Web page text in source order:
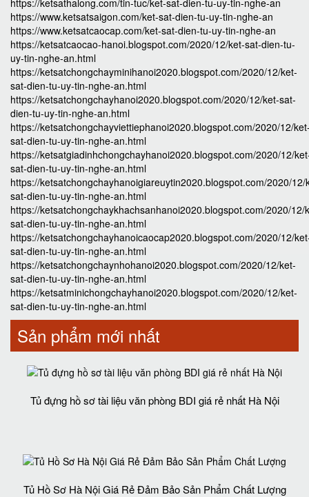
https://ketsathalong.com/tin-tuc/ket-sat-dien-tu-uy-tin-nghe-an
https://www.ketsatsaigon.com/ket-sat-dien-tu-uy-tin-nghe-an
https://www.ketsatcaocap.com/ket-sat-dien-tu-uy-tin-nghe-an
https://ketsatcaocao-hanoi.blogspot.com/2020/12/ket-sat-dien-tu-
uy-tin-nghe-an.html
https://ketsatchongchayminihanoi2020.blogspot.com/2020/12/ket-
sat-dien-tu-uy-tin-nghe-an.html
https://ketsatchongchayhanoi2020.blogspot.com/2020/12/ket-sat-
dien-tu-uy-tin-nghe-an.html
https://ketsatchongchayviettiephanoi2020.blogspot.com/2020/12/
sat-dien-tu-uy-tin-nghe-an.html
https://ketsatgiadinhchongchayhanoi2020.blogspot.com/2020/12/
sat-dien-tu-uy-tin-nghe-an.html
https://ketsatchongchayhanoigiareuytin2020.blogspot.com/2020/12/
sat-dien-tu-uy-tin-nghe-an.html
https://ketsatchongchaykhachsanhanoi2020.blogspot.com/2020/12/
sat-dien-tu-uy-tin-nghe-an.html
https://ketsatchongchayhanoicaocap2020.blogspot.com/2020/12/
sat-dien-tu-uy-tin-nghe-an.html
https://ketsatchongchaynhohanoi2020.blogspot.com/2020/12/ket-
sat-dien-tu-uy-tin-nghe-an.html
https://ketsatminichongchayhanoi2020.blogspot.com/2020/12/ket-
sat-dien-tu-uy-tin-nghe-an.html
Sản phẩm mới nhất
Tủ đựng hồ sơ tài liệu văn phòng BDI giá rẻ nhất Hà Nội
Tủ Hồ Sơ Hà Nội Giá Rẻ Đảm Bảo Sản Phẩm Chất Lượng‎